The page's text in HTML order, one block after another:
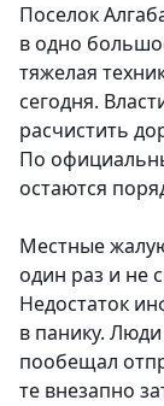
Поселок
в одно
тяжелая
сегодня.
расчистить
По
остаются
Местные
один раз и не
Недостаток
в панику.
пообещал
те внезапно